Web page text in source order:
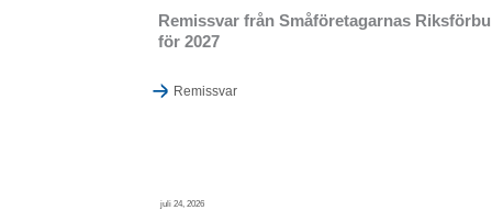
Remissvar från Småföretagarnas
för 2027
Remissvar
juli 24, 2026